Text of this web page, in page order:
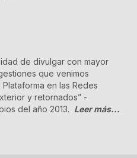
de divulgar con mayor
que venimos
en las Redes
y retornados” -
del año 2013. Leer más...